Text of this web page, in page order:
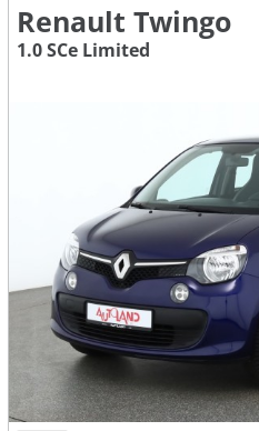
Renault Twingo
1.0 SCe Limited